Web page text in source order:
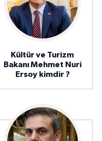
Kültür ve Turizm
Bakanı Mehmet Nuri
Ersoy kimdir ?